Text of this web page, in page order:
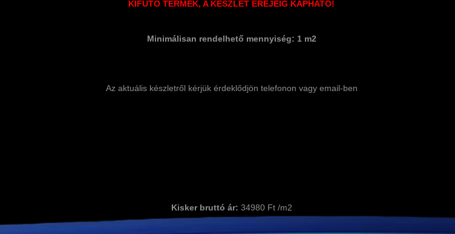
KIFUTÓ TERMÉK, A KÉSZLET EREJÉIG KAPHATÓ!
Minimálisan rendelhető mennyiség: 1 m2
Az aktuális készletről kérjük érdeklődjön telefonon vagy email-ben
Kisker bruttó ár: 34980 Ft /m2